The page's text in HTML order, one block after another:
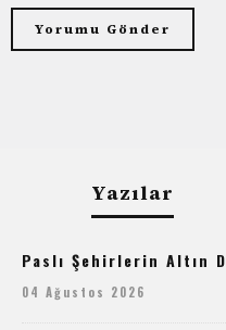
Yazılar
Paslı Şehirlerin Altın
04 Ağustos 2026